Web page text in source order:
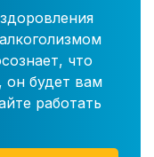
что
он будет вам
работать